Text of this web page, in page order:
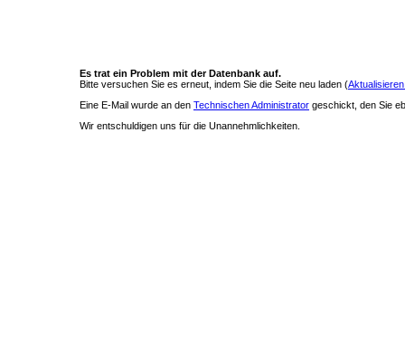
Es trat ein Problem mit der Datenbank auf.
Bitte versuchen Sie es erneut, indem Sie die Seite neu laden (
Eine E-Mail wurde an den Technischen Administrator geschickt, den Sie
Wir entschuldigen uns für die Unannehmlichkeiten.